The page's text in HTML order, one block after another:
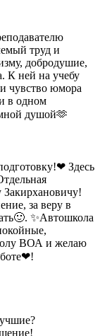
труд и
добродушие,
К ней на учебу
чувство юмора
в одном
душой🫶
Здесь
Закирхановичу!
за веру в
✨Автошкола
ВОА и желаю